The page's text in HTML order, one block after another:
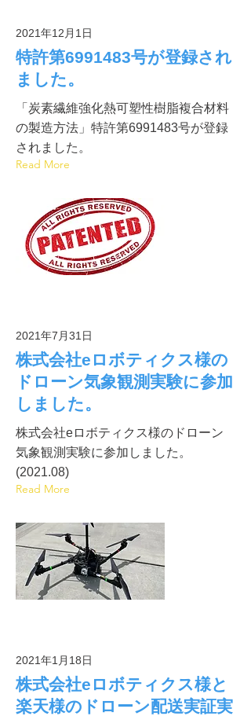
2021年12月1日
特許第6991483号が登録され
ました。
「炭素繊維強化熱可塑性樹脂複合材料
の製造方法」特許第6991483号が登録
されました。
Read More
2021年7月31日
株式会社eロボティクス様の
ドローン気象観測実験に参加
しました。
株式会社eロボティクス様のドローン
気象観測実験に参加しました。
(2021.08)
Read More
2021年1月18日
株式会社eロボティクス様と
楽天様のドローン配送実証実